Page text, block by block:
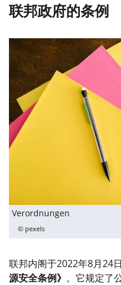
联邦政府的条例
Verordnungen
© pexels
联邦内阁于2022年8月24
源安全条例》 。它规定了